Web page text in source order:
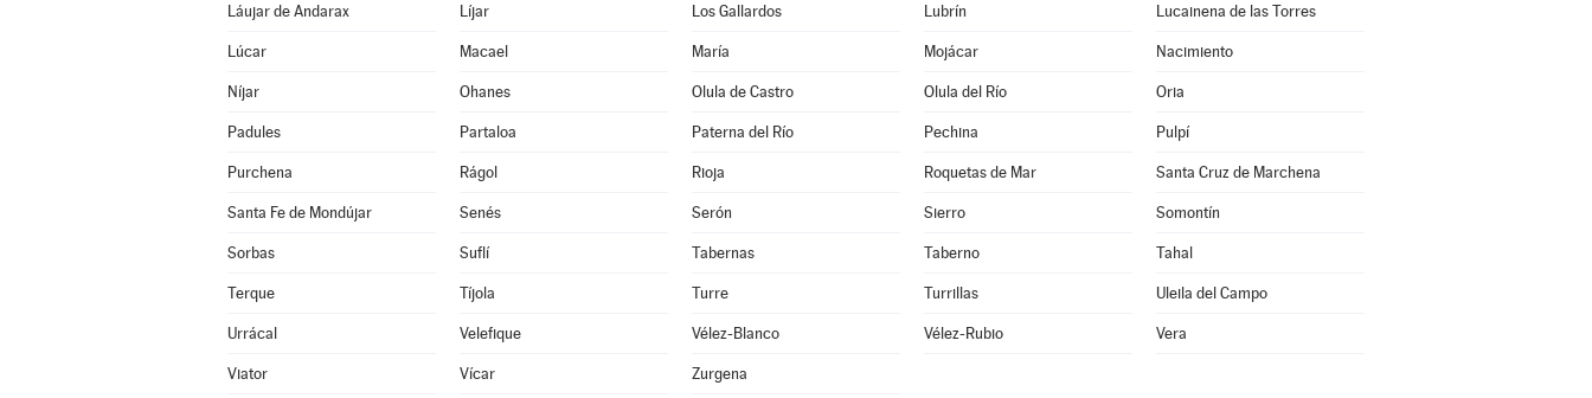
Láujar de Andarax Líjar Los Gallardos Lubrín Lucainena de las Torres
Lúcar Macael María Mojácar Nacimiento
Níjar Ohanes Olula de Castro Olula del Río Oria
Padules Partaloa Paterna del Río Pechina Pulpí
Purchena Rágol Rioja Roquetas de Mar Santa Cruz de Marchena
Santa Fe de Mondújar Senés Serón Sierro Somontín
Sorbas Suflí Tabernas Taberno Tahal
Terque Tíjola Turre Turrillas Uleila del Campo
Urrácal Velefique Vélez-Blanco Vélez-Rubio Vera
Viator Vícar Zurgena